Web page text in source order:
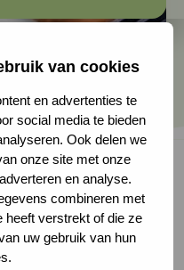
van cookies
en advertenties te
social media te bieden
Ook delen we
onze site met onze
en analyse.
combineren met
heeft verstrekt of die ze
uw gebruik van hun
ruim 26
Nederland, mee
over